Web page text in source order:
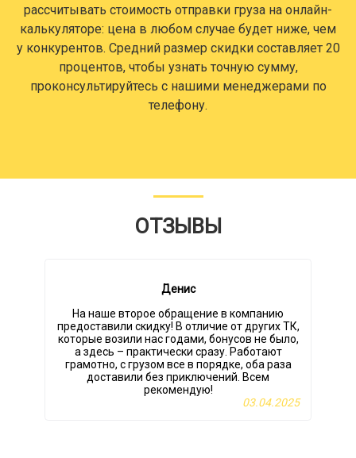
рассчитывать стоимость отправки груза на онлайн-
калькуляторе: цена в любом случае будет ниже, чем
у конкурентов. Средний размер скидки составляет 20
процентов, чтобы узнать точную сумму,
проконсультируйтесь с нашими менеджерами по
телефону.
ОТЗЫВЫ
Денис
На наше второе обращение в компанию
предоставили скидку! В отличие от других ТК,
которые возили нас годами, бонусов не было,
а здесь – практически сразу. Работают
грамотно, с грузом все в порядке, оба раза
доставили без приключений. Всем
рекомендую!
03.04.2025